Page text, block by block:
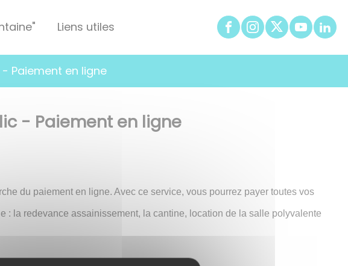
Liens utiles
- Paiement en ligne
- Paiement en ligne
du paiement en ligne. Avec ce service, vous pourrez payer toutes vos
: la redevance assainissement, la cantine, location de la salle polyvalente